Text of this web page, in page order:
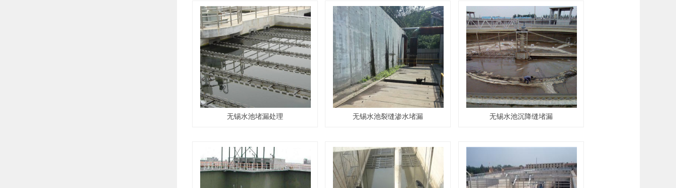
无锡水池堵漏处理 无锡水池裂缝渗水堵漏 无锡水池沉降缝堵漏